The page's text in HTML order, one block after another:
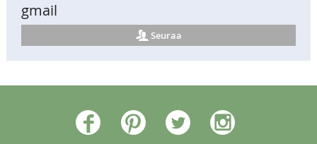
gmail
Seuraa